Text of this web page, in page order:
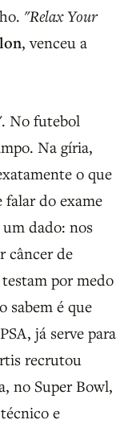
"Relax Your
, venceu a
. No futebol
Na gíria,
o que
falar do exame
dado: nos
câncer de
por medo
sabem é que
já serve para
recrutou
no Super Bowl,
e